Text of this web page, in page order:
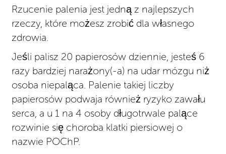
Rzucenie palenia jest jedną z najlepszych
rzeczy, które możesz zrobić dla własnego
zdrowia.
Jeśli palisz 20 papierosów dziennie, jesteś 6
razy bardziej narażony(-a) na udar mózgu niż
osoba niepaląca. Palenie takiej liczby
papierosów podwaja również ryzyko zawału
serca, a u 1 na 4 osoby długotrwale palące
rozwinie się choroba klatki piersiowej o
nazwie POChP.